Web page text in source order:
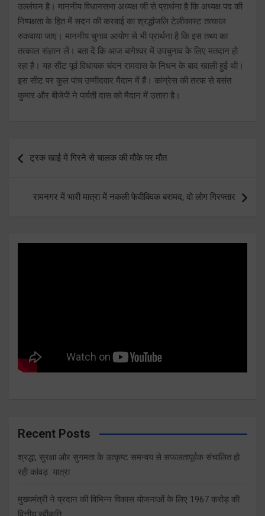
उल्लंघन है। माननीय विधानसभा अध्यक्ष जी से प्रार्थना है कि अध्यक्ष पद की
निष्पक्षता के हित में सदन की करवाई का श्रद्धांजलि टेलीकास्ट तत्काल
रुकवाया जाए। माननीय चुनाव आयोग से भी प्रार्थना है कि इस तथ्य का
तत्काल संज्ञान लें। बता दें कि आज बागेश्वर में उपचुनाव के लिए मतदान हो
रहा है। यह सीट पूर्व विधायक चंदन रामदास के निधन के बाद खाली हुई थी।
इस सीट पर कुल पांच उम्मीदवार मैदान में हैं। कांग्रेस की तरफ से बसंत
कुमार और बीजेपी ने पार्वती दास को मैदान में उतारा है।
navigation
ट्रक खाई में गिरने से चालक की मौके पर मौत
रामनगर में भारी मात्रा में नकली फेवीक्विक बरामद, दो लोग गिरफ्तार
Recent Posts
श्रद्धा, सुरक्षा और सुगमता के उत्कृष्ट समन्वय से सफलतापूर्वक संचालित हो
रही कांवड़ यात्रा
मुख्यमंत्री ने प्रदान की विभिन्न विकास योजनाओं के लिए 1967 करोड़ की